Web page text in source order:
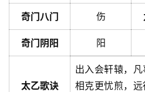
奇门八门 伤
奇门阴阳 阳
太乙歌诀
出入会轩辕，凡
相克更忧煎，远